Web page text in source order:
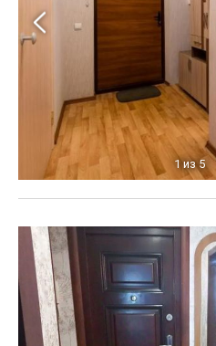
1 из 5